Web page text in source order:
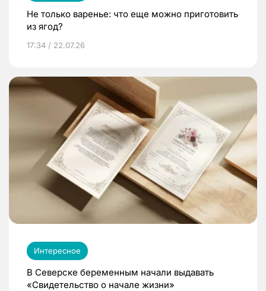
Не только варенье: что еще можно приготовить
из ягод?
17:34 / 22.07.26
Интересное
В Северске беременным начали выдавать
«Свидетельство о начале жизни»